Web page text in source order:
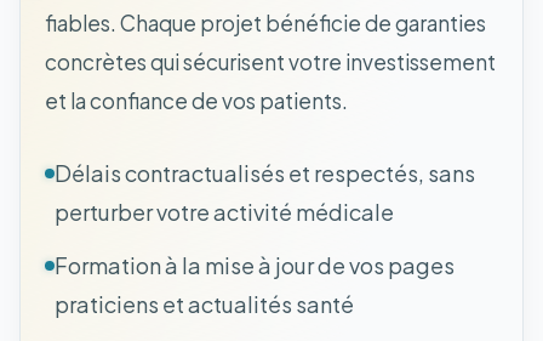
fiables. Chaque projet bénéficie de garanties
concrètes qui sécurisent votre investissement
et la confiance de vos patients.
Délais contractualisés et respectés, sans
perturber votre activité médicale
Formation à la mise à jour de vos pages
praticiens et actualités santé